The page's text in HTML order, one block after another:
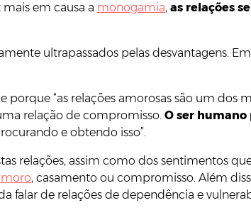
em causa a monogamia, as relações
ultrapassados pelas desvantagens.
porque “as relações amorosas são um dos
relação de compromisso. O ser
e obtendo isso”.
relações, assim como dos sentimentos
, casamento ou compromisso. Além
falar de relações de dependência e